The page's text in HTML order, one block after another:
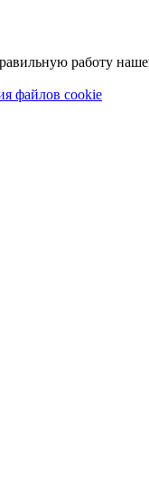
работу
файлов cookie